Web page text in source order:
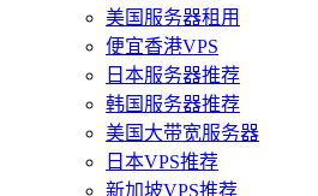
美国服务器租用
便宜香港VPS
日本服务器推荐
韩国服务器推荐
美国大带宽服务器
日本VPS推荐
新加坡VPS推荐